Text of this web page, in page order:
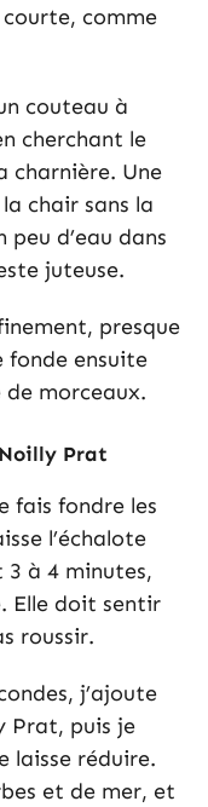
comme
couteau à
cherchant le
charnière. Une
chair sans la
d’eau dans
juteuse.
presque
fonde ensuite
de morceaux.
Prat
fais fondre les
l’échalote
3 à 4 minutes,
Elle doit sentir
roussir.
j’ajoute
Prat, puis je
laisse réduire.
et de mer, et